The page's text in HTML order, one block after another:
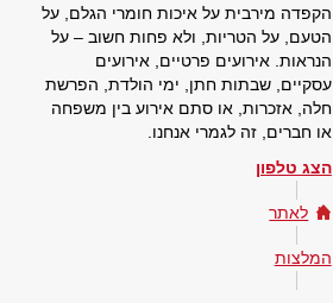
הקפדה מירבית על איכות חומרי הגלם, על
הטעם, על הטריות, ולא פחות חשוב – על
הנראות. אירועים פרטיים, אירועים
עסקיים, שבתות חתן, ימי הולדת, הפרשת
חלה, אזכרות, או סתם אירוע בין משפחה
או חברים, זה לגמרי אנחנו.
הצג טלפון
לאתר
המלצות